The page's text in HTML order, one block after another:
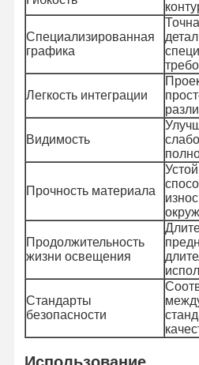
Домой Продукты
Специализированная
графика
Легкость интеграции
Видимость
Прочность материала
Продолжительность
жизни освещения
Стандарты
безопасности